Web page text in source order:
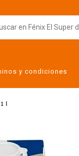
y condiciones
l